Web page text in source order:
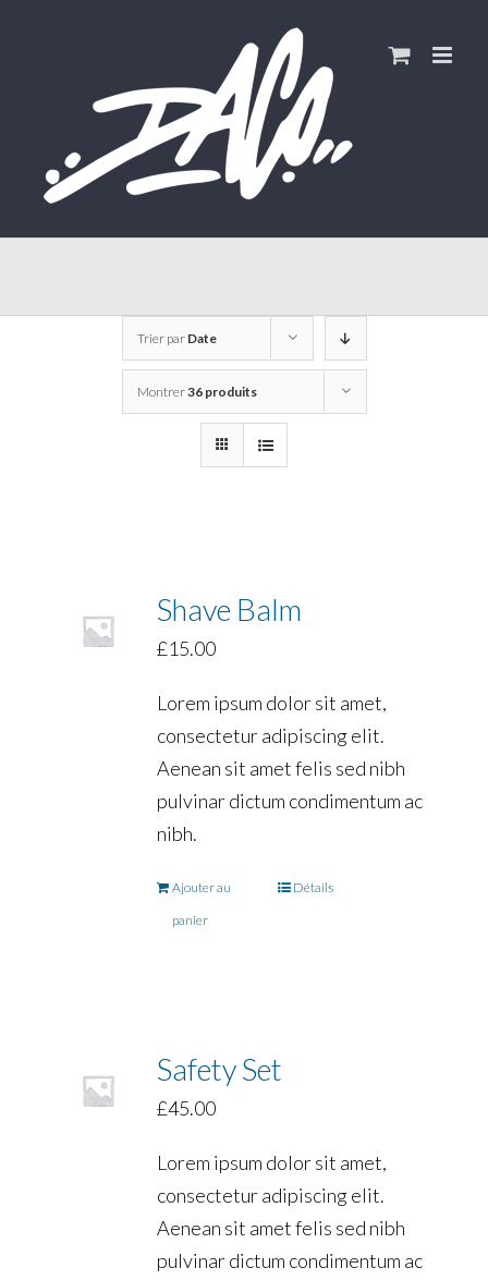
Trier par Date
Montrer36 produits
Shave Balm
£15.00
Lorem ipsum dolor sit amet,
consectetur adipiscing elit.
Aenean sit amet felis sed nibh
pulvinar dictum condimentum ac
nibh.
Ajouter au
panier
Détails
Safety Set
£45.00
Lorem ipsum dolor sit amet,
consectetur adipiscing elit.
Aenean sit amet felis sed nibh
pulvinar dictum condimentum ac